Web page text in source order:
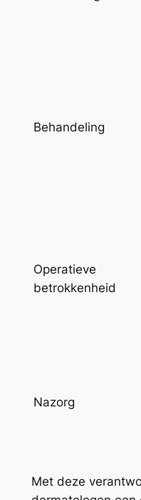
Behandeling
Operatieve
betrokkenheid
Nazorg
Met deze